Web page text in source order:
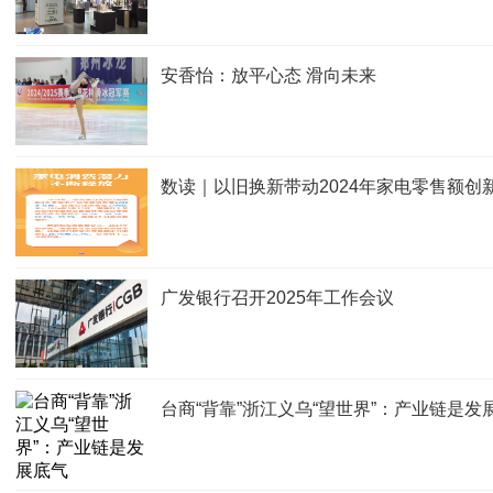
安香怡：放平心态 滑向未来
数读｜以旧换新带动2024年家电零售额创
广发银行召开2025年工作会议
台商“背靠”浙江义乌“望世界”：产业链是发